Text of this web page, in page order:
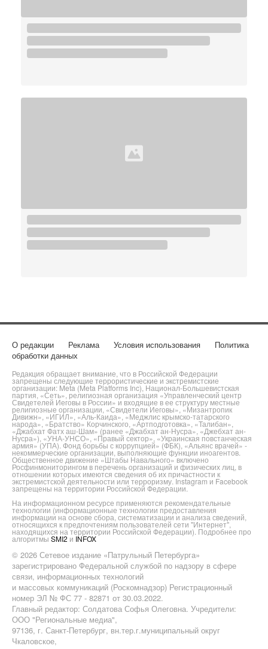
О редакции Реклама Условия использования
Политика
обработки данных
Редакция обращает внимание, что в Российской Федерации
запрещены следующие террористические и экстремистские
организации: Meta (Meta Platforms Inc), Национал-Большевистская
партия, «Сеть», религиозная организация «Управленческий центр
Свидетелей Иеговы в России» и входящие в ее структуру местные
религиозные организации, «Свидетели Иеговы», «Мизантропик
Дивижн», «ИГИЛ», «Аль-Каида», «Меджлис крымско-татарского
народа», «Братство» Корчинского, «Артподготовка», «Талибан»,
«Джабхат Фатх аш-Шам» (ранее «Джабхат ан-Нусра», «Джебхат ан-
Нусра»), «УНА-УНСО», «Правый сектор», «Украинская повстанческая
армия» (УПА). Фонд борьбы с коррупцией» (ФБК), «Альянс врачей» -
некоммерческие организации, выполняющие функции иноагентов.
Общественное движение «Штабы Навального» включено
Росфинмониторингом в перечень организаций и физических лиц, в
отношении которых имеются сведения об их причастности к
экстремистской деятельности или терроризму. Instagram и Facebook
запрещены на территории Российской Федерации.
На информационном ресурсе применяются рекомендательные
технологии (информационные технологии предоставления
информации на основе сбора, систематизации и анализа сведений,
относящихся к предпочтениям пользователей сети "Интернет",
находящихся на территории Российской Федерации). Подробнее про
алгоритмы SMI2 и INFOX
© 2026 Сетевое издание «Патрульный Петербурга»
зарегистрировано Федеральной службой по надзору в сфере
связи, информационных технологий
и массовых коммуникаций (Роскомнадзор) Регистрационный
номер ЭЛ № ФС 77 - 82871 от 30.03.2022.
Главный редактор: Солдатова Софья Олеговна. Учредители:
ООО "Региональные медиа",
97136, г. Санкт-Петербург, вн.тер.г.муниципальный округ
Чкаловское,